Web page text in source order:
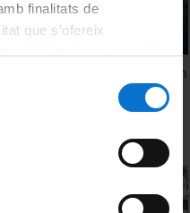
finalitats de
que s’ofereix
del lloc web de la
transmitir valores, en un